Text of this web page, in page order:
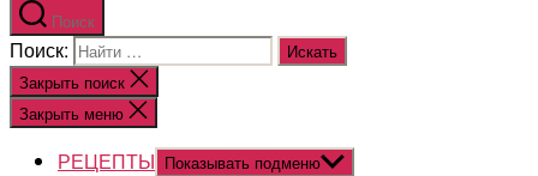
Поиск
Поиск:
Закрыть поиск
Закрыть меню
РЕЦЕПТЫ Показывать подменю